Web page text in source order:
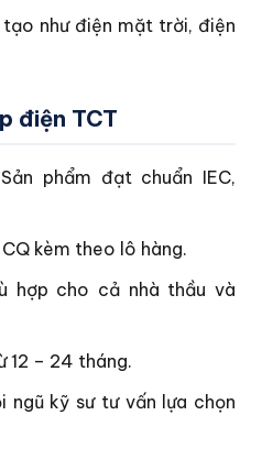
tạo như điện mặt trời, điện
điện TCT
phẩm đạt chuẩn IEC,
CQ kèm theo lô hàng.
hợp cho cả nhà thầu và
12 – 24 tháng.
ngũ kỹ sư tư vấn lựa chọn